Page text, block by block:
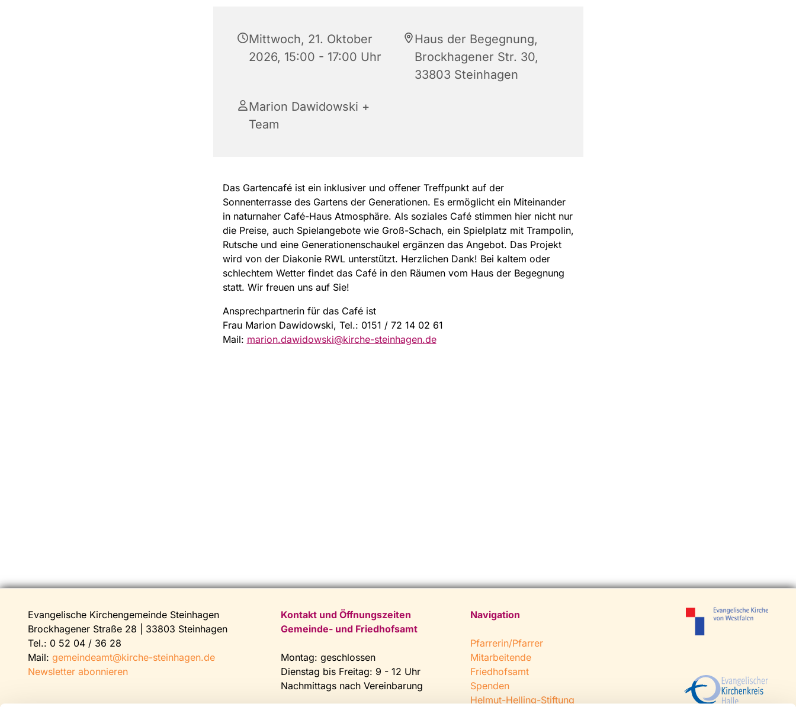
Mittwoch, 21. Oktober
2026, 15:00 - 17:00 Uhr
Haus der Begegnung,
Brockhagener Str. 30,
33803 Steinhagen
Marion Dawidowski +
Team
Das Gartencafé ist ein inklusiver und offener Treffpunkt auf der
Sonnenterrasse des Gartens der Generationen. Es ermöglicht ein Miteinander
in naturnaher Café-Haus Atmosphäre. Als soziales Café stimmen hier nicht nur
die Preise, auch Spielangebote wie Groß-Schach, ein Spielplatz mit Trampolin,
Rutsche und eine Generationenschaukel ergänzen das Angebot. Das Projekt
wird von der Diakonie RWL unterstützt. Herzlichen Dank! Bei kaltem oder
schlechtem Wetter findet das Café in den Räumen vom Haus der Begegnung
statt. Wir freuen uns auf Sie!
Ansprechpartnerin für das Café ist
Frau Marion Dawidowski, Tel.: 0151 / 72 14 02 61
Mail: marion.dawidowski@kirche-steinhagen.de
Evangelische Kirchengemeinde Steinhagen
Brockhagener Straße 28 | 33803 Steinhagen
Tel.: 0 52 04 / 36 28
Mail: gemeindeamt@kirche-steinhagen.de
Newsletter abonnieren
Kontakt und Öffnungszeiten
Gemeinde- und Friedhofsamt
Montag: geschlossen
Dienstag bis Freitag: 9 - 12 Uhr
Nachmittags nach Vereinbarung
Navigation
Pfarrerin/Pfarrer
Mitarbeitende
Friedhofsamt
Spenden
Helmut-Helling-Stiftung